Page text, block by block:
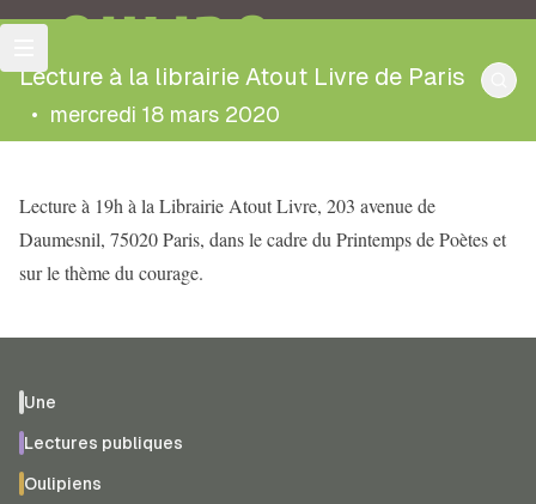
OULIPO
Lecture à la librairie Atout Livre de Paris
• mercredi 18 mars 2020
Lecture à 19h à la Librairie Atout Livre, 203 avenue de
Daumesnil, 75020 Paris, dans le cadre du Printemps de Poètes et
sur le thème du courage.
Une
Lectures publiques
Oulipiens